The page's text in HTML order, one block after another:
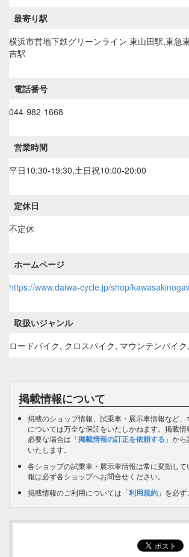
最寄り駅
横浜市営地下鉄グリーンライン 東山田駅,東急
吉駅
電話番号
044-982-1668
営業時間
平日10:30-19:30,土日祝10:00-20:00
定休日
不定休
ホームページ
https://www.daiwa-cycle.jp/shop/
取扱いジャンル
ロードバイク, クロスバイク, マウンテンバイ
掲載情報について
掲載のショップ情報、試乗車・展示車情報など
については万全な保証をいたしかねます。掲載
必要な場合は「掲載情報の訂正を依頼する 」か
いたします。
各ショップの試乗車・展示車情報は常に変動し
報は必ず各ショップへお問合せください。
掲載情報のご利用については「利用規約 」を必ず